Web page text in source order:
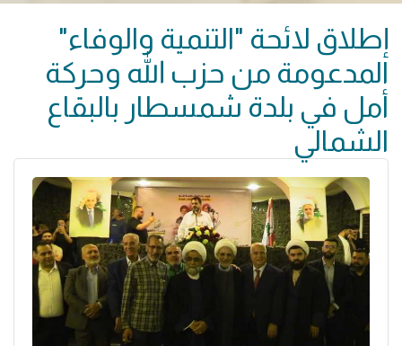
إطلاق لائحة "التنمية والوفاء"
المدعومة من حزب الله وحركة
أمل في بلدة شمسطار بالبقاع
الشمالي